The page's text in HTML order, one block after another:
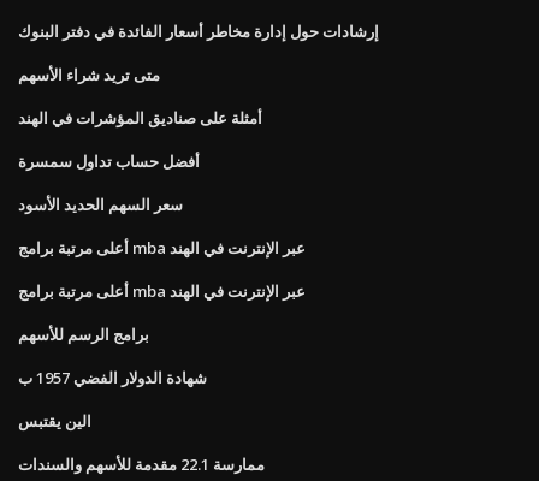
إرشادات حول إدارة مخاطر أسعار الفائدة في دفتر البنوك
متى تريد شراء الأسهم
أمثلة على صناديق المؤشرات في الهند
أفضل حساب تداول سمسرة
سعر السهم الحديد الأسود
أعلى مرتبة برامج mba عبر الإنترنت في الهند
أعلى مرتبة برامج mba عبر الإنترنت في الهند
برامج الرسم للأسهم
شهادة الدولار الفضي 1957 ب
الين يقتبس
ممارسة 22.1 مقدمة للأسهم والسندات